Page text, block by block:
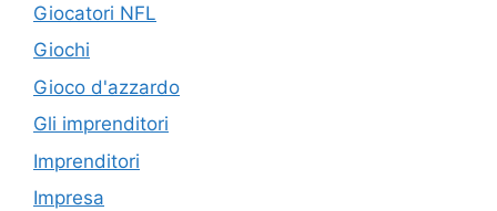
Giocatori NFL
Giochi
Gioco d'azzardo
Gli imprenditori
Imprenditori
Impresa